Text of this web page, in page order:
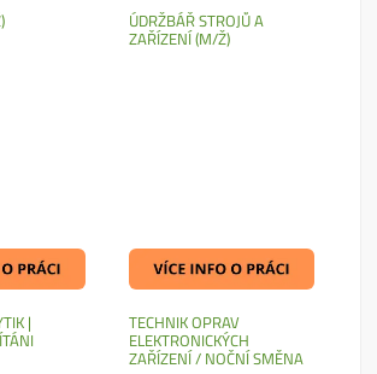
ÚDRŽBÁŘ STROJŮ A
ZAŘÍZENÍ (M/Ž)
| TECHNIK OPRAV
ELEKTRONICKÝCH
ZAŘÍZENÍ / NOČNÍ SMĚNA